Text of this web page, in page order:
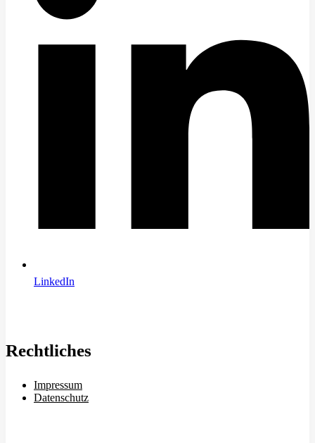
LinkedIn
Rechtliches
Impressum
Datenschutz